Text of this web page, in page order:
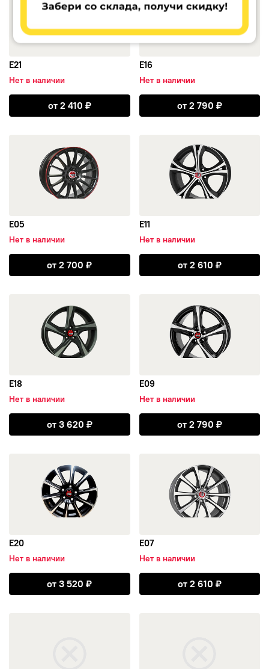
Mefro
E21
от 2 410 ₽
Открыть E21
Нет в наличии
E16
от 2 790 ₽
Открыть E16
Нет в наличии
E05
от2 700 ₽
Открыть E05
Нет в наличии
E11
от 2 610 ₽
Открыть E11
Нет в наличии
E18
от 3 620 ₽
Открыть E18
Нет в наличии
E09
от 2 790 ₽
Открыть E09
Нет в наличии
E20
от3 520 ₽
Открыть E20
Нет в наличии
E07
от 2 610 ₽
Открыть E07
Нет в наличии